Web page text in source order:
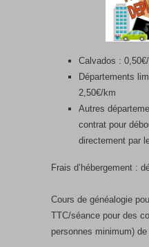
Calvados :
Départements
2,50€/km
Autres
contrat pour
directement par
Frais d’hébergement :
Cours de généalogie
TTC/séance pour des
personnes minimum)